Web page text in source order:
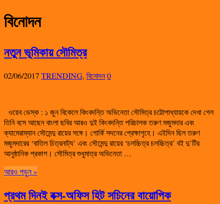
বিনোদন
নতুন ভূমিকায় সৌমিত্র
02/06/2017 TRENDING, বিনোদন0
ওয়েব ডেস্ক : ১ জুন বিকেলে কিংবদন্তি অভিনেতা সৌমিত্র চট্টোপাধ্যায়কে দেখা গেল
তিনি বসে আছেন বাংলা ছবির আরও দুই কিংবদন্তি পরিচালক তরুণ মজুমদার এবং
ক্যামেরাম্যান সৌমেন্দু রায়ের সঙ্গে। গোর্কি সদনের প্রেক্ষাগৃহে। এইদিন ছিল তরুণ
মজুমদারের ‘বাতিল চিত্রনাট্য’ এবং সৌমেন্দু রায়ের ‘চলচ্চিত্র চলচ্চিত্র’ বই দু’টির
আনুষ্ঠানিক প্রকাশ। সৌমিত্র শুধুমাত্র অভিনেতা …
আরও পড়ুন »
প্রথম দিনই বক্স-অফিস হিট সচিনের বায়োপিক